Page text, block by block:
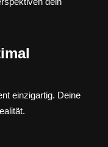
einzigartig. Deine